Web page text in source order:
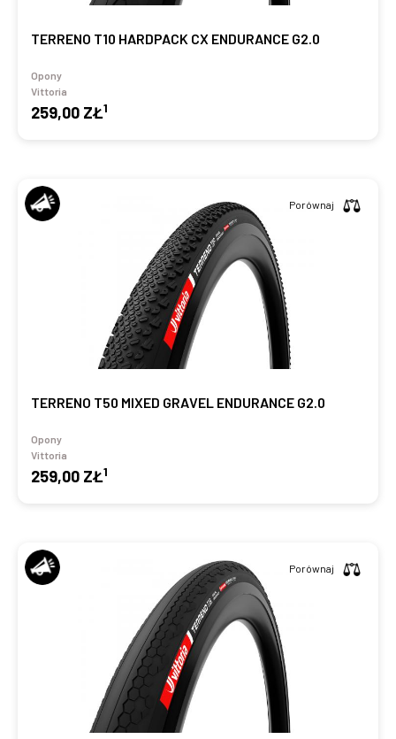
TERRENO T10 HARDPACK CX ENDURANCE G2.0
Opony
Vittoria
259,00 ZŁ1
TERRENO T50 MIXED GRAVEL ENDURANCE G2.0
Opony
Vittoria
259,00 ZŁ1
Porównaj
Porównaj